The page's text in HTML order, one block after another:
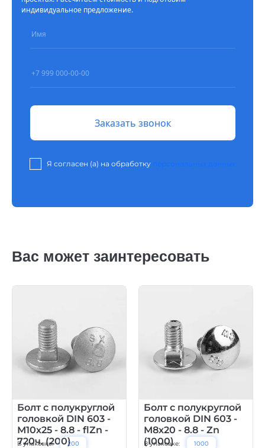
индивидуальное предложение.
Я согласен (а) на обработку персональных данных
Вас может заинтересовать
Болт с полукруглой
головкой DIN 603 -
М10х25 - 8.8 - flZn -
720ч. (200)
В упаковке: 200
Болт с полукруглой
головкой DIN 603 -
М8х20 - 8.8 - Zn
(1000)
В упаковке: 1000